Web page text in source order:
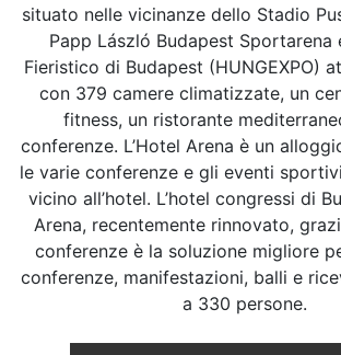
situato nelle vicinanze dello Stadio
Papp László Budapest Sportarena
Fieristico di Budapest (HUNGEXPO)
con 379 camere climatizzate, un
fitness, un ristorante
conferenze. L’Hotel Arena è un
le varie conferenze e gli eventi
vicino all’hotel. L’hotel congressi di
Arena, recentemente rinnovato,
conferenze è la soluzione migliore
conferenze, manifestazioni, balli e
a 330 persone.